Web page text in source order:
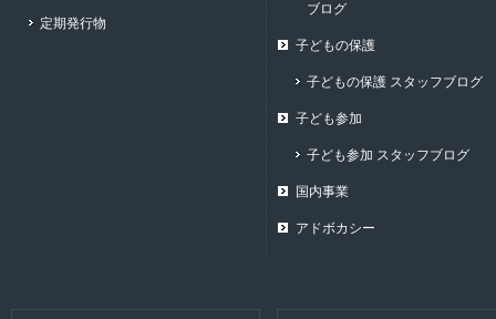
定期発行物
ブログ
子どもの保護
子どもの保護 スタッフブログ
子ども参加
子ども参加 スタッフブログ
国内事業
アドボカシー